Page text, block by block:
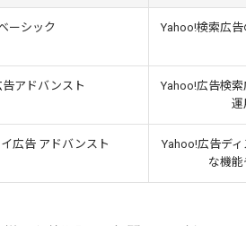
ーシック Yahoo!検索広
アドバンスト
Yahoo!広告検
運
広告 アドバンスト
Yahoo!広告デ
な機